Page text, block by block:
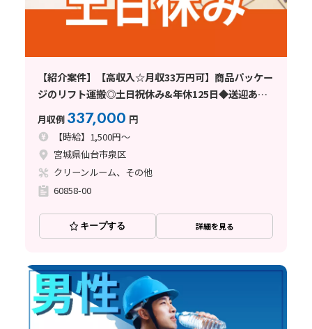
【紹介案件】【高収入☆月収33万円可】商品パッケー
ジのリフト運搬◎土日祝休み&年休125日◆送迎あ
月収例 337,000 円
【時給】1,500円～
宮城県仙台市泉区
クリーンルーム、その他
60858-00
キープする 詳細を見る